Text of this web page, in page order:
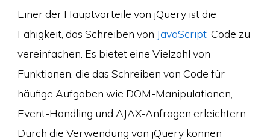
Einer der Hauptvorteile von jQuery ist die
Fähigkeit, das Schreiben von JavaScript-Code zu
vereinfachen. Es bietet eine Vielzahl von
Funktionen, die das Schreiben von Code für
häufige Aufgaben wie DOM-Manipulationen,
Event-Handling und AJAX-Anfragen erleichtern.
Durch die Verwendung von jQuery können